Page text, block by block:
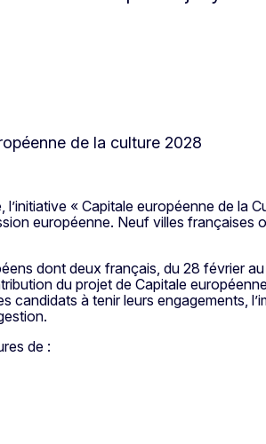
« Capitale européenne de la
européenne. Neuf villes
dont deux français, du 28 février
du projet de Capitale
à tenir leurs engagements,
de :